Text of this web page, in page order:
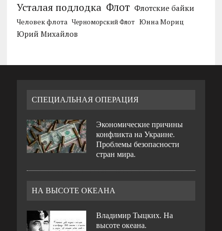
Усталая подлодка Флот Флотские байки
Человек флота Черноморский Флот Юнна Мориц
Юрий Михайлов
СПЕЦИАЛЬНАЯ ОПЕРАЦИЯ
Экономические причины
конфликта на Украине.
Проблемы безопасности
стран мира.
НА ВЫСОТЕ ОКЕАНА
Владимир Тыцких. На
высоте океана.